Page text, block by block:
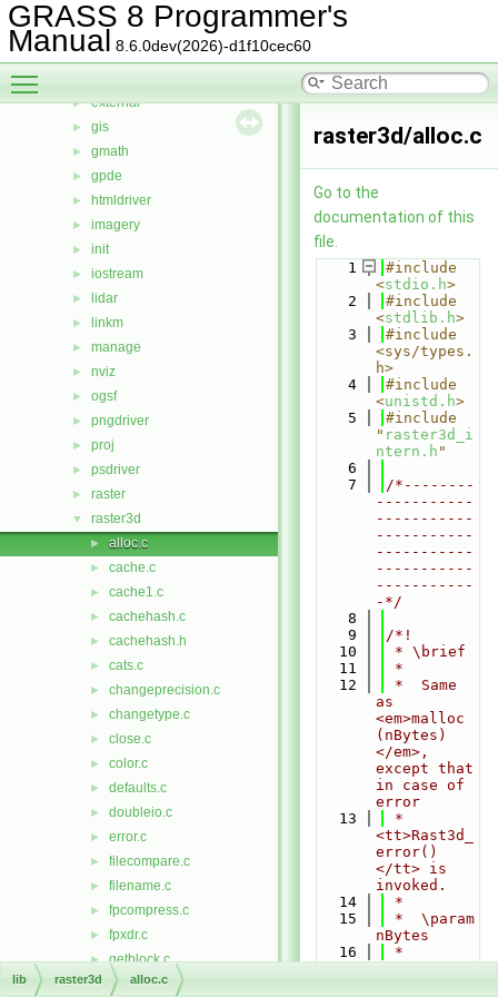
GRASS 8 Programmer's
Manual 8.6.0dev(2026)-d1f10cec60
► db
► display
► driver
► external
► gis
► gmath
► gpde
► htmldriver
► imagery
► init
► iostream
► lidar
► linkm
► manage
► nviz
► ogsf
► pngdriver
► proj
► psdriver
► raster
▼ raster3d
► alloc.c
► cache.c
► cache1.c
► cachehash.c
► cachehash.h
► cats.c
► changeprecision.c
► changetype.c
► close.c
► color.c
► defaults.c
► doubleio.c
► error.c
► filecompare.c
► filename.c
► fpcompress.c
► fpxdr.c
► getblock.c
► getvalue.c
raster3d/alloc.c
Go to the
documentation of this
file.
    1
#include
<stdio.h>
    2
#include
<stdlib.h>
    3
#include
<sys/types.
h>
    4
#include
<unistd.h>
    5
#include
" raster3d_i
ntern.h "
    6
    7
/*--------
-----------
-----------
-----------
-----------
-----------
-----------
-*/
    8
    9
/*!
   10
* \brief
   11
*
   12
*  Same
as
<em>malloc
(nBytes)
</em>,
except that
in case of
error
   13
*
<tt>Rast3d_
error()
</tt> is
invoked.
   14
*
   15
*  \param
nBytes
   16
*
lib raster3d alloc.c